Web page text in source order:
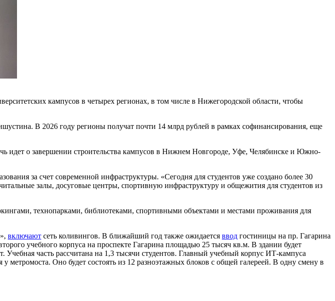
кампусов в четырех регионах, в том числе в Нижегородской области, чтобы
В 2026 году регионы получат почти 14 млрд рублей в рамках софинансирования, еще
идет о завершении строительства кампусов в Нижнем Новгороде, Уфе, Челябинске и Южно-
за счет современной инфраструктуры. «Сегодня для студентов уже создано более 30
залы, досуговые центры, спортивную инфраструктуру и общежития для студентов из
технопарками, библиотеками, спортивными объектами и местами проживания для
включают сеть коливингов. В ближайший год также ожидается ввод гостиницы на пр. Гагарина
учебного корпуса на проспекте Гагарина площадью 25 тысяч кв.м. В здании будет
Учебная часть рассчитана на 1,3 тысячи студентов. Главный учебный корпус ИТ-кампуса
Оно будет состоять из 12 разноэтажных блоков с общей галереей. В одну смену в